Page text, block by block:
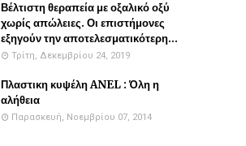
Βέλτιστη θεραπεία με οξαλικό οξύ
χωρίς απώλειες. Οι επιστήμονες
εξηγούν την αποτελεσματικότερη...
Τρίτη, Δεκεμβρίου 24, 2019
Πλαστικη κυψέλη ANEL : Όλη η
αλήθεια
Παρασκευή, Νοεμβρίου 07, 2014